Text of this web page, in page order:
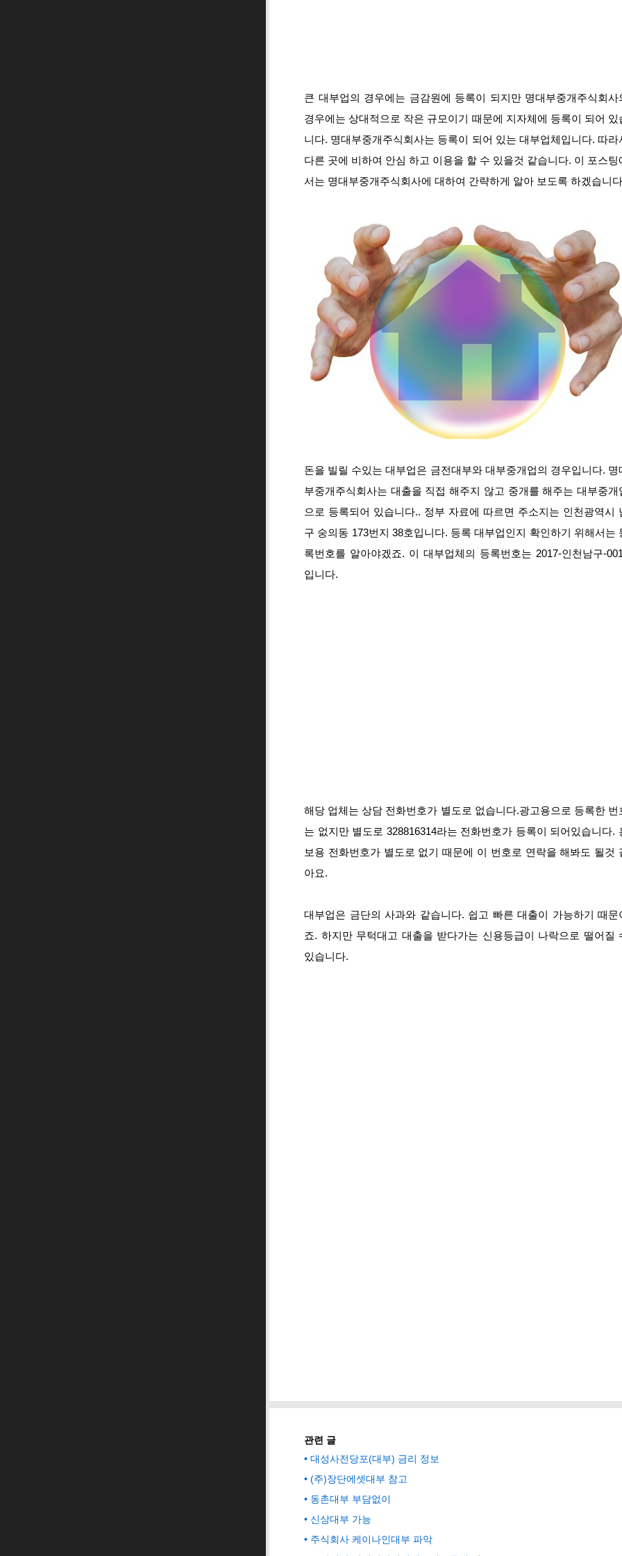
큰 대부업의 경우에는 금감원에 등록이 되지만 명대부중개주식회사
경우에는 상대적으로 작은 규모이기 때문에 지자체에 등록이 되어 있
니다. 명대부중개주식회사는 등록이 되어 있는 대부업체입니다. 따라
다른 곳에 비하여 안심 하고 이용을 할 수 있을것 같습니다. 이 포스팅
서는 명대부중개주식회사에 대하여 간략하게 알아 보도록 하겠습니
돈을 빌릴 수있는 대부업은 금전대부와 대부중개업의 경우입니다. 명
부중개주식회사는 대출을 직접 해주지 않고 중개를 해주는 대부중개
으로 등록되어 있습니다.. 정부 자료에 따르면 주소지는 인천광역시
구 숭의동 173번지 38호입니다. 등록 대부업인지 확인하기 위해서는
록번호를 알아야겠죠. 이 대부업체의 등록번호는 2017-인천남구-
입니다.
해당 업체는 상담 전화번호가 별도로 없습니다.광고용으로 등록한 번
는 없지만 별도로 328816314라는 전화번호가 등록이 되어있습니다.
보용 전화번호가 별도로 없기 때문에 이 번호로 연락을 해봐도 될것
아요.
대부업은 금단의 사과와 같습니다. 쉽고 빠른 대출이 가능하기 때문
죠. 하지만 무턱대고 대출을 받다가는 신용등급이 나락으로 떨어질
있습니다.
관련 글
대성사전당포(대부) 금리 정보
(주)장단에셋대부 참고
동촌대부 부담없이
신상대부 가능
주식회사 케이나인대부 파악